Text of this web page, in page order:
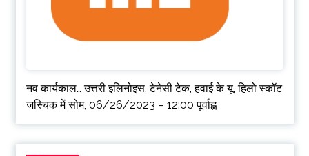
नव कार्यकाल… उत्तरी इलिनोइस, टेनेसी टेक, हवाई के यू, हिलो स्कॉट
जस्चिक में सोम, 06/26/2023 – 12:00 पूर्वाह्न